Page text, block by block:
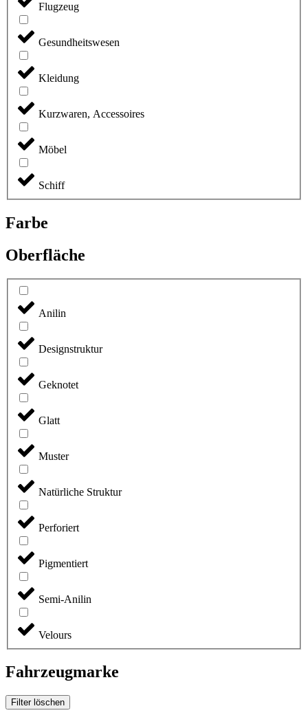
Flugzeug
Gesundheitswesen
Kleidung
Kurzwaren, Accessoires
Möbel
Schiff
Farbe
Oberfläche
Anilin
Designstruktur
Geknotet
Glatt
Muster
Natürliche Struktur
Perforiert
Pigmentiert
Semi-Anilin
Velours
Fahrzeugmarke
Filter löschen